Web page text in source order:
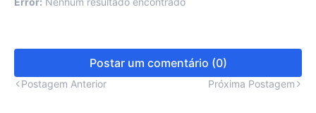
Postar um comentário (0)
Postagem Anterior Próxima Postagem